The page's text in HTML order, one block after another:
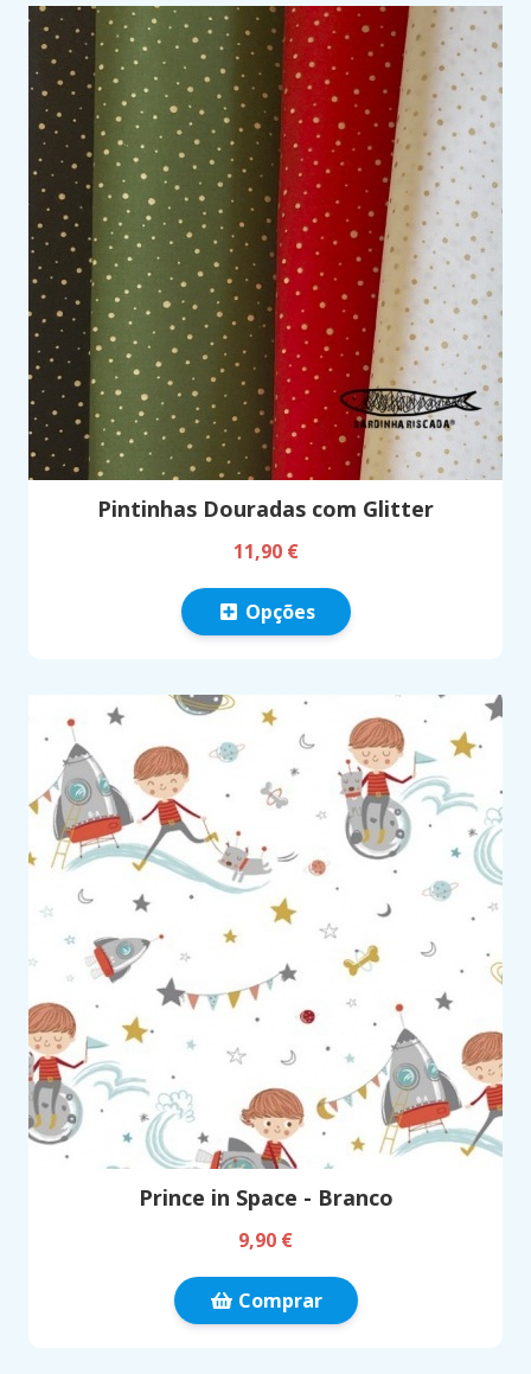
Pintinhas Douradas com Glitter
11,90 €
Opções
Prince in Space - Branco
9,90 €
Comprar